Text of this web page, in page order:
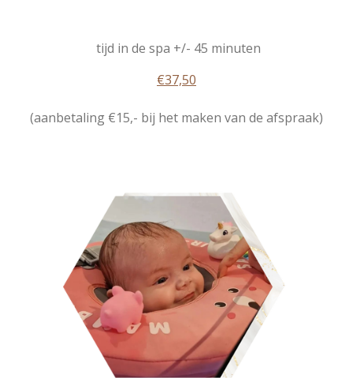
tijd in de spa +/- 45 minuten
€37,50
(aanbetaling €15,- bij het maken van de afspraak)